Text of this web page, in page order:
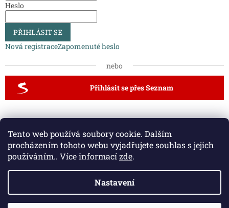
Tento web používá soubory cookie. Dalším
procházením tohoto webu vyjadřujete souhlas s jejich
používáním.. Více informacízde.
Nastavení
Heslo
PŘIHLÁSIT SE
Nová registraceZapomenuté heslo
nebo
Přihlásit se přes Seznam
Půdní schody a zábradlí
Vytvořil Shoptet